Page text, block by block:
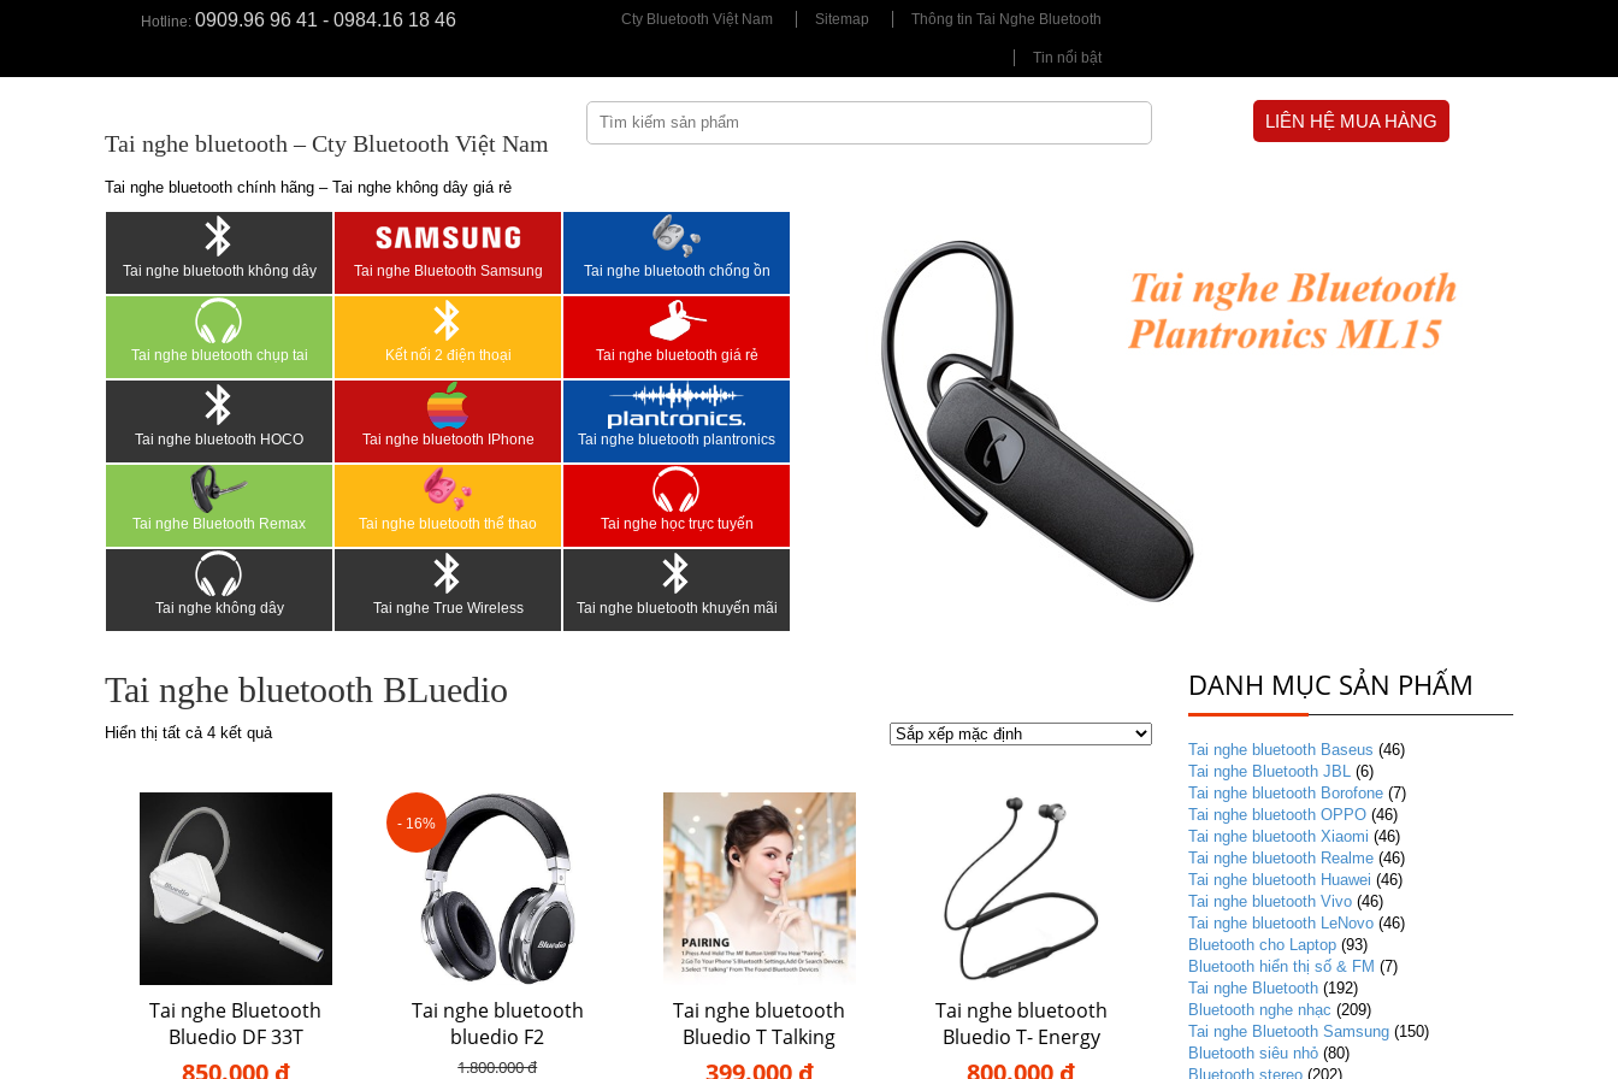
Hotline: 0909.96 96 41 - 0984.16 18 46 Cty Bluetooth Việt Nam Sitemap Thông tin Tai Nghe Bluetooth
Tin nổi bật
Tai nghe bluetooth – Cty Bluetooth Việt Nam
Tai nghe bluetooth chính hãng – Tai nghe không dây giá rẻ
LIÊN HỆ MUA HÀNG
Tai nghe bluetooth không dây Tai nghe Bluetooth Samsung Tai nghe bluetooth chống ồn
Tai nghe bluetooth chụp tai Kết nối 2 điện thoại Tai nghe bluetooth giá rẻ
Tai nghe bluetooth HOCO Tai nghe bluetooth IPhone Tai nghe bluetooth plantronics
Tai nghe Bluetooth Remax Tai nghe bluetooth thể thao Tai nghe học trực tuyến
Tai nghe không dây Tai nghe True Wireless Tai nghe bluetooth khuyến mãi
Tai nghe bluetooth BLuedio
Hiển thị tất cả 4 kết quả
Tai nghe Bluetooth
Bluedio DF 33T
850.000 đ
- 16%
Tai nghe bluetooth
bluedio F2
1.800.000 đ
Tai nghe bluetooth
Bluedio T Talking
399.000 đ
Tai nghe bluetooth
Bluedio T- Energy
800.000 đ
DANH MỤC SẢN PHẨM
Tai nghe bluetooth Baseus (46)
Tai nghe Bluetooth JBL (6)
Tai nghe bluetooth Borofone (7)
Tai nghe bluetooth OPPO (46)
Tai nghe bluetooth Xiaomi (46)
Tai nghe bluetooth Realme (46)
Tai nghe bluetooth Huawei (46)
Tai nghe bluetooth Vivo (46)
Tai nghe bluetooth LeNovo (46)
Bluetooth cho Laptop (93)
Bluetooth hiển thị số & FM (7)
Tai nghe Bluetooth (192)
Bluetooth nghe nhạc (209)
Tai nghe Bluetooth Samsung (150)
Bluetooth siêu nhỏ (80)
Bluetooth stereo (202)